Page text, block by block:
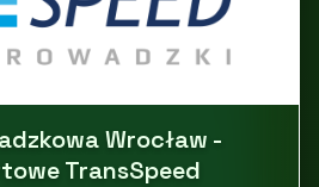
Wrocław -
TransSpeed